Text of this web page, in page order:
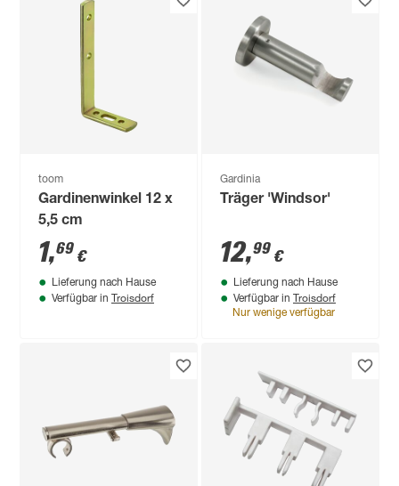
toom
Gardinenwinkel 12 x
5,5 cm
1,69 €
Lieferung nach Hause
Verfügbar in Troisdorf
Gardinia
Träger 'Windsor'
12,99 €
Lieferung nach Hause
Verfügbar in Troisdorf
Nur wenige verfügbar